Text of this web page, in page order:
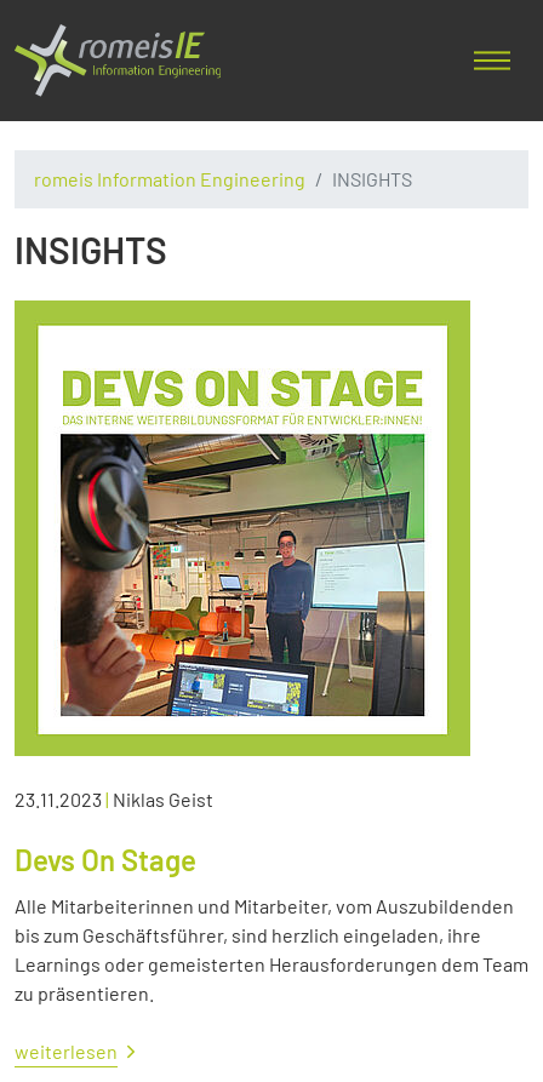
romeis Information Engineering INSIGHTS
INSIGHTS
23.11.2023| Niklas Geist
Devs On Stage
Alle Mitarbeiterinnen und Mitarbeiter, vom Auszubildenden
bis zum Geschäftsführer, sind herzlich eingeladen, ihre
Learnings oder gemeisterten Herausforderungen dem Team
zu präsentieren.
weiterlesen